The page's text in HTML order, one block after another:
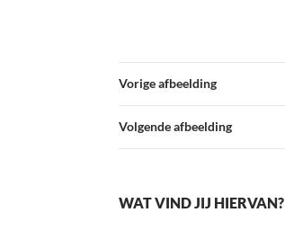
Vorige afbeelding
Volgende afbeelding
WAT VIND JIJ HIERVAN?